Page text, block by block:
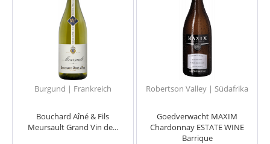
Burgund | Frankreich
Bouchard Aîné & Fils
Meursault Grand Vin de...
Robertson Valley | Südafrika
Goedverwacht MAXIM
Chardonnay ESTATE WINE
Barrique